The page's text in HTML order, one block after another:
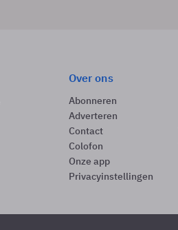
Over ons
Abonneren
Adverteren
Contact
Colofon
Onze app
Privacyinstellingen